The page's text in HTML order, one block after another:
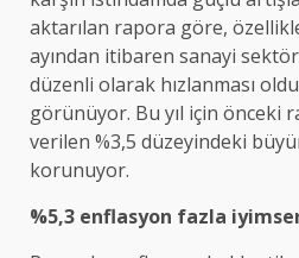
aktarılan rapora göre,
ayından itibaren sanayi
düzenli olarak hızlanması
görünüyor. Bu yıl için önceki
verilen %3,5 düzeyindeki
korunuyor.
%5,3 enflasyon fazla